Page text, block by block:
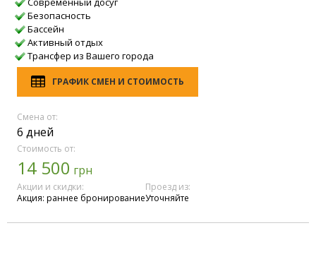
Безопасность
Бассейн
Активный отдых
Трансфер из Вашего города
ГРАФИК СМЕН И СТОИМОСТЬ
Смена от:
6 дней
Стоимость от:
14 500 грн
Акции и скидки:
Акция: раннее бронирование
Проезд из:
Уточняйте